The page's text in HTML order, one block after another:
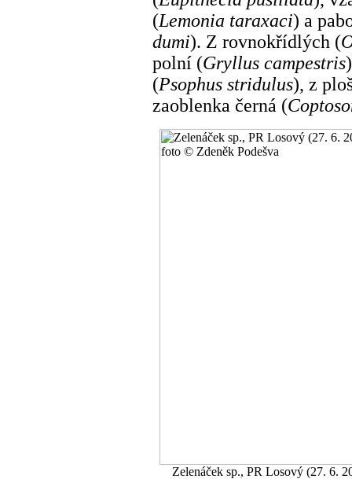
(Lemonia taraxaci) a
dumi). Z rovnokřídlých (
polní (Gryllus campestris
(Psophus stridulus), z
zaoblenka černá (
Zelenáček sp., PR Losový (27. 6.